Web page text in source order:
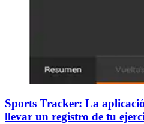
Sports Tracker: La
llevar un registro de tu